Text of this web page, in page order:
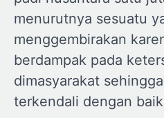
menurutnya sesuatu
menggembirakan
berdampak pada
dimasyarakat
terkendali dengan